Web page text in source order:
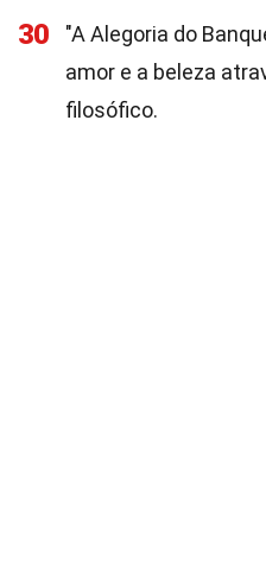
30
"A Alegoria do
amor e a beleza
filosófico.